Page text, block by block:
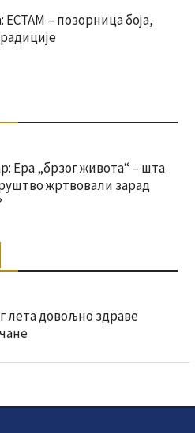
ЕСТАМ – позорница боја,
Ера „брзог живота“ – шта
жртвовали зарад
лета довољно здраве